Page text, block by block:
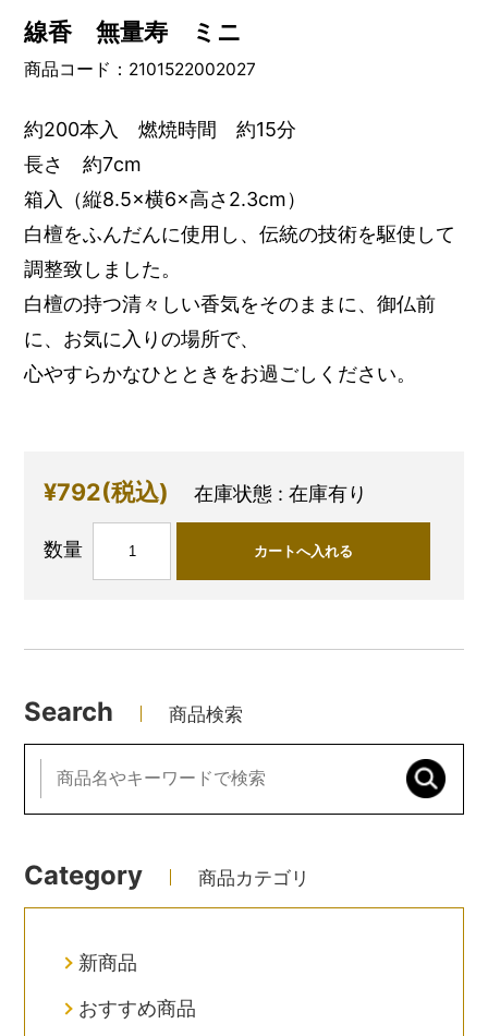
線香 無量寿 ミニ
商品コード：2101522002027
約200本入 燃焼時間 約15分
長さ 約7cm
箱入（縦8.5×横6×高さ2.3cm）
白檀をふんだんに使用し、伝統の技術を駆使して
調整致しました。
白檀の持つ清々しい香気をそのままに、御仏前
に、お気に入りの場所で、
心やすらかなひとときをお過ごしください。
¥792(税込) 在庫状態 : 在庫有り
数量
Search 商品検索
Category 商品カテゴリ
新商品
おすすめ商品